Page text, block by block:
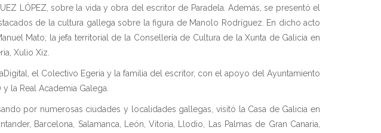
LÓPEZ, sobre la vida y obra del escritor de Paradela. Además, se presentó el
de la cultura gallega sobre la figura de Manolo Rodríguez. En dicho acto
Mato; la jefa territorial de la Consellería de Cultura de la Xunta de Galicia en
Xulio Xiz.
el Colectivo Egeria y la familia del escritor, con el apoyo del Ayuntamiento
la Real Academia Galega.
por numerosas ciudades y localidades gallegas, visitó la Casa de Galicia en
Barcelona, Salamanca, León, Vitoria, Llodio, Las Palmas de Gran Canaria,